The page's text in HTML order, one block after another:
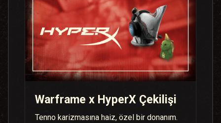
Warframe x HyperX Çekilişi
Tenno karizmasına haiz, özel bir donanım.